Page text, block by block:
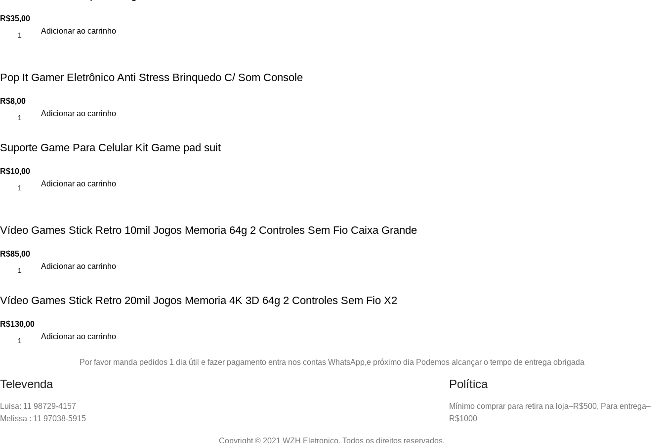
R$35,00
Adicionar ao carrinho
Pop It Gamer Eletrônico Anti Stress Brinquedo C/ Som Console
R$8,00
Adicionar ao carrinho
Suporte Game Para Celular Kit Game pad suit
R$10,00
Adicionar ao carrinho
Vídeo Games Stick Retro 10mil Jogos Memoria 64g 2 Controles Sem Fio Caixa Grande
R$85,00
Adicionar ao carrinho
Vídeo Games Stick Retro 20mil Jogos Memoria 4K 3D 64g 2 Controles Sem Fio X2
R$130,00
Adicionar ao carrinho
Por favor manda pedidos 1 dia útil e fazer pagamento entra nos contas WhatsApp,e próximo dia Podemos alcançar o tempo de entrega obrigada
Televenda
Luisa: 11 98729-4157
Melissa : 11 97038-5915
Política
Mínimo comprar para retira na loja–R$500, Para entrega–
R$1000
Copyright © 2021 WZH Eletronico. Todos os direitos reservados.